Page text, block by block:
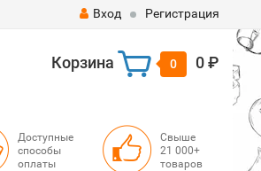
Вход Регистрация
Корзина 0 0 ₽
Доступные
способы
оплаты
Свыше
21 000+
товаров